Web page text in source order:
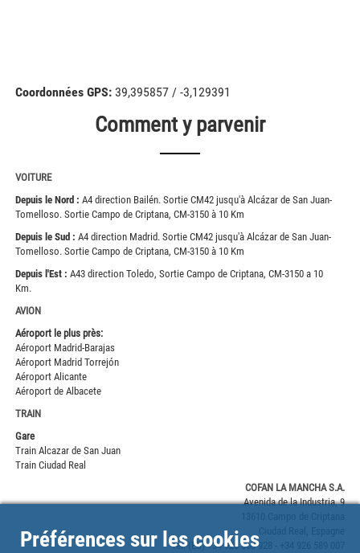
Coordonnées GPS: 39,395857 / -3,129391
Comment y parvenir
VOITURE
Depuis le Nord : A4 direction Bailén. Sortie CM42 jusqu'à Alcázar de San Juan-
Tomelloso. Sortie Campo de Criptana, CM-3150 à 10 Km
Depuis le Sud : A4 direction Madrid. Sortie CM42 jusqu'à Alcázar de San Juan-
Tomelloso. Sortie Campo de Criptana, CM-3150 à 10 Km
Depuis l'Est : A43 direction Toledo, Sortie Campo de Criptana, CM-3150 a 10
Km.
AVION
Aéroport le plus près:
Aéroport Madrid-Barajas
Aéroport Madrid Torrejón
Aéroport Alicante
Aéroport de Albacete
TRAIN
Gare
Train Alcazar de San Juan
Train Ciudad Real
COFAN LA MANCHA S.A.
Avenida de la Industria, 9
Tel: (ES) +34 926 563 928 - +34 926 589 007
Préférences sur les cookies